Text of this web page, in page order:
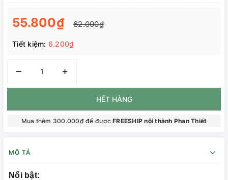
55.800₫ 62.000₫
Tiết kiệm: 6.200₫
– +
HẾT HÀNG
Mua thêm 300.000₫ để đượcFREESHIP nội thành Phan Thiết
MÔ TẢ
Nổi bật: